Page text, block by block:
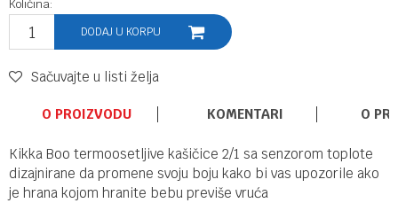
Količina:
DODAJ U KORPU
Sačuvajte u listi želja
O PROIZVODU KOMENTARI O
Kikka Boo termoosetljive kašičice 2/1 sa senzorom toplote
dizajnirane da promene svoju boju kako bi vas upozorile ako
je hrana kojom hranite bebu previše vruća